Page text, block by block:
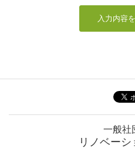
入力内容
一般社
リノベー